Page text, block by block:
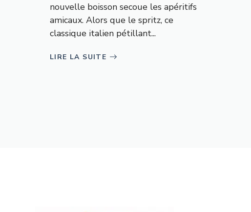
nouvelle boisson secoue les apéritifs
amicaux. Alors que le spritz, ce
classique italien pétillant...
LIRE LA SUITE